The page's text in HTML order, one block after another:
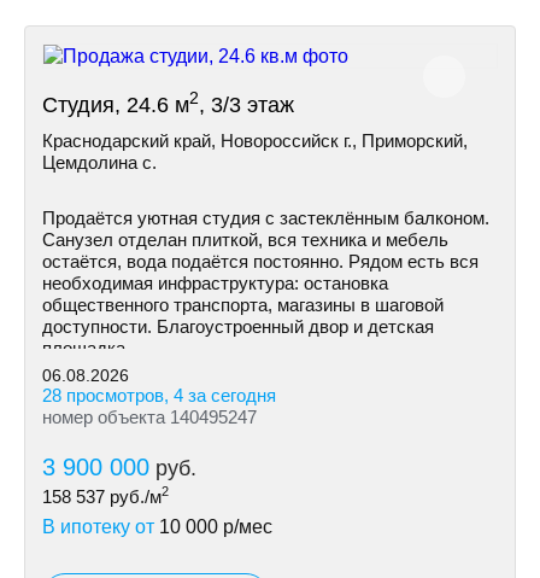
Студия, 24.6 м2, 3/3 этаж
Краснодарский край, Новороссийск г., Приморский,
Цемдолина с.
Продаётся уютная студия с застеклённым балконом.
Санузел отделан плиткой, вся техника и мебель
остаётся, вода подаётся постоянно. Рядом есть вся
необходимая инфраструктура: остановка
общественного транспорта, магазины в шаговой
доступности. Благоустроенный двор и детская
площадка.
06.08.2026
28 просмотров, 4 за сегодня
номер объекта 140495247
3 900 000 руб.
158 537 руб./м2
В ипотеку от 10 000 р/мес